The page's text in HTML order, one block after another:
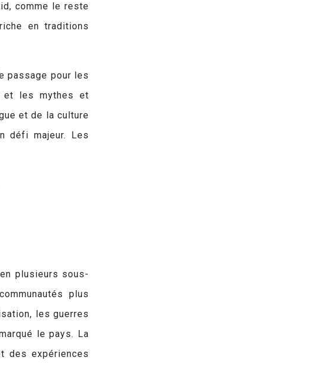
comme le reste
en traditions
passage pour les
et les mythes et
et de la culture
défi majeur. Les
plusieurs sous-
plus
les guerres
le pays. La
des expériences